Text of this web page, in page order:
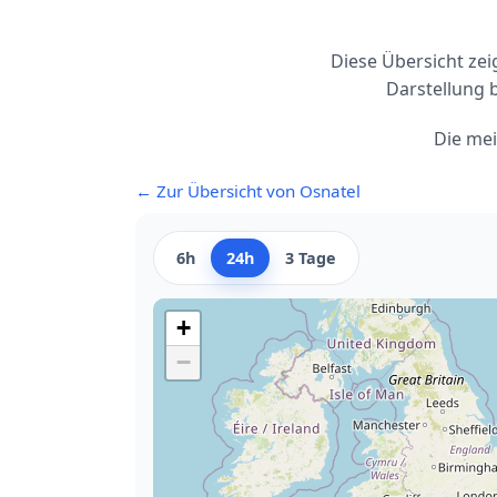
Diese Übersicht
Darstellung
Die
← Zur Übersicht von Osnatel
6h 24h 3 Tage
+
−